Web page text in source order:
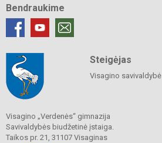
Bendraukime
Steigėjas
Visagino savivaldybė
Visagino „Verdenės“ gimnazija
Savivaldybės biudžetinė įstaiga.
Taikos pr. 21, 31107 Visaginas